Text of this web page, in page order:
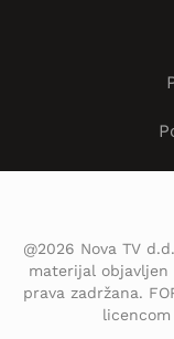
@2026 Nova TV
materijal objavljen
prava zadržana.
licencom